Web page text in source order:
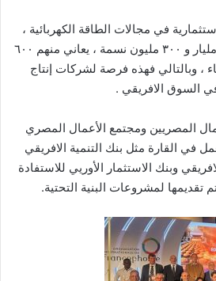
في مجالات الطاقة الكهربائية ،
فعدد سكان القارة حوالي مليار و ٣٠٠ مليون نسمة ، يعاني منهم ٦٠٠
، وبالتالي فهذه فرصة لشركات إنتاج
في السوق الافريقي .
المصريين ومجتمع الأعمال المصري
في القارة مثل بنك التنمية الافريقي
وبنك الاستثمار الأوريي للاستفادة
تقديمها لمشروعات البنية التحتية.